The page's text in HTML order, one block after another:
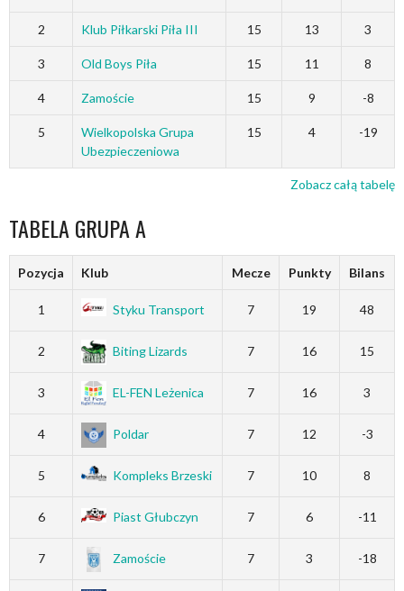
2 Klub Piłkarski Piła III 15 13 3
3 Old Boys Piła 15 11 8
4 Zamoście 15 9 -8
5
Wielkopolska Grupa
Ubezpieczeniowa
15 4 -19
Zobacz całą tabelę
TABELA GRUPA A
Pozycja Klub Mecze Punkty Bilans
1 Styku Transport 7 19 48
2 Biting Lizards 7 16 15
3 EL-FEN Leżenica 7 16 3
4 Poldar 7 12 -3
5 Kompleks Brzeski 7 10 8
6 Piast Głubczyn 7 6 -11
7 Zamoście 7 3 -18